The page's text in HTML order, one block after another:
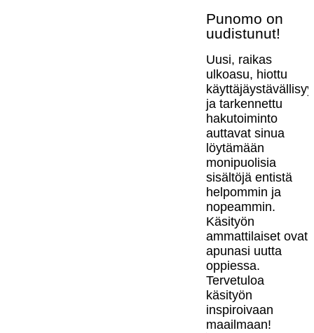
Punomo on
uudistunut!
Uusi, raikas
ulkoasu, hiottu
ja tarkennettu
hakutoiminto
auttavat sinua
löytämään
monipuolisia
sisältöjä entistä
helpommin ja
nopeammin.
Käsityön
ammattilaiset ovat
apunasi uutta
oppiessa.
Tervetuloa
käsityön
inspiroivaan
maailmaan!